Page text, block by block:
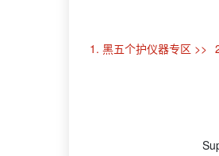
1. 黑五个护仪器专区 >>